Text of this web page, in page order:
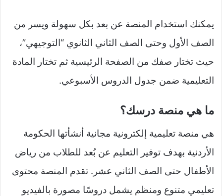
يمكنك استخدام المنصة عن بعد بكل سهولة ويسر من
الصف الأول وحتى الصف الثاني الثانوي “التوجيهي”،
حيث تختار صفك من الصفحة الرئيسية ثم تختار المادة
التعليمية ضمن جدول الدروس الأسبوعي.
ما هي منصة درسك؟
هي منصة تعليمية إلكترونية مجانية أنشأتها الحكومة
الأردنية بهدف توفير التعليم عن بُعد للطلاب من رياض
الأطفال حتى الصف الثاني عشر. تقدم المنصة محتوى
تعليمي متنوع ومنظم يشمل دروسًا مصورة بالفيديو